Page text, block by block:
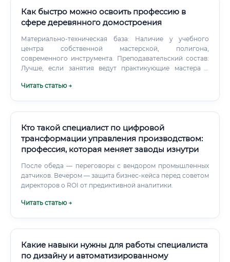
Как быстро можно освоить профессию в
сфере деревянного домостроения
Материально-техническая база: Наличие у учебного
центра собственной мастерской, полигона,
современного инструмента. Преподавательский состав:
Лучше, если занятия ведут практикующие мастера с
Читать статью →
Кто такой специалист по цифровой
трансформации управления производством:
профессия, которая меняет заводы изнутри
После обеда — переговоры с вендором промышленных
датчиков. Вечером — защита бизнес-кейса перед советом
директоров о ROI от предиктивной аналитики.
Читать статью →
Какие навыки нужны для работы специалиста
по дизайну и автоматизированному